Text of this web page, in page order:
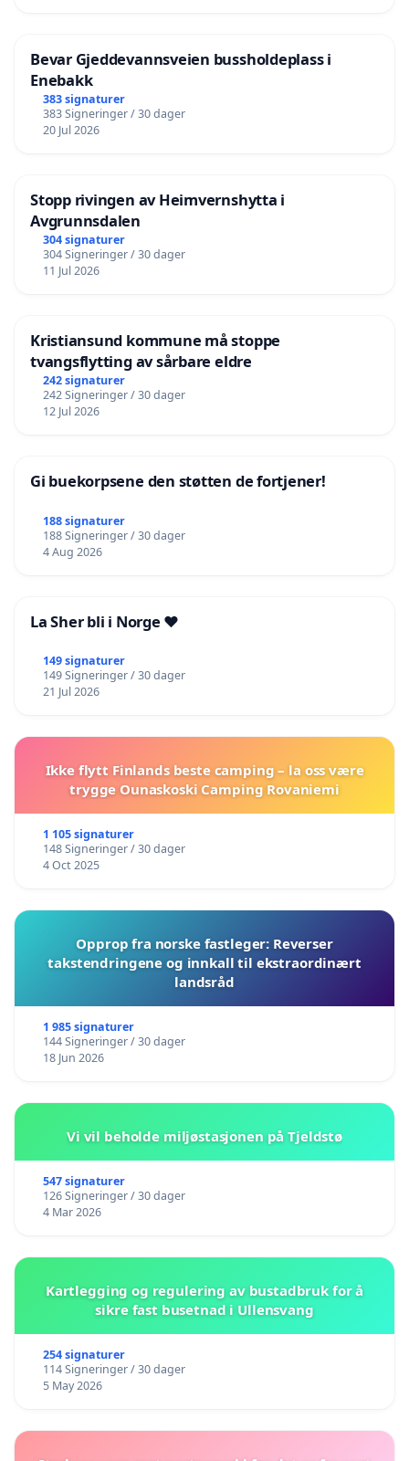
Bevar Gjeddevannsveien bussholdeplass i
Enebakk
383 signaturer
383 Signeringer / 30 dager
20 Jul 2026
Stopp rivingen av Heimvernshytta i
Avgrunnsdalen
304 signaturer
304 Signeringer / 30 dager
11 Jul 2026
Kristiansund kommune må stoppe
tvangsflytting av sårbare eldre
242 signaturer
242 Signeringer / 30 dager
12 Jul 2026
Gi buekorpsene den støtten de fortjener!
188 signaturer
188 Signeringer / 30 dager
4 Aug 2026
La Sher bli i Norge ❤️
149 signaturer
149 Signeringer / 30 dager
21 Jul 2026
Ikke flytt Finlands beste camping – la oss være
trygge Ounaskoski Camping Rovaniemi
1 105 signaturer
148 Signeringer / 30 dager
4 Oct 2025
Opprop fra norske fastleger: Reverser
takstendringene og innkall til ekstraordinært
landsråd
1 985 signaturer
144 Signeringer / 30 dager
18 Jun 2026
Vi vil beholde miljøstasjonen på Tjeldstø
547 signaturer
126 Signeringer / 30 dager
4 Mar 2026
Kartlegging og regulering av bustadbruk for å
sikre fast busetnad i Ullensvang
254 signaturer
114 Signeringer / 30 dager
5 May 2026